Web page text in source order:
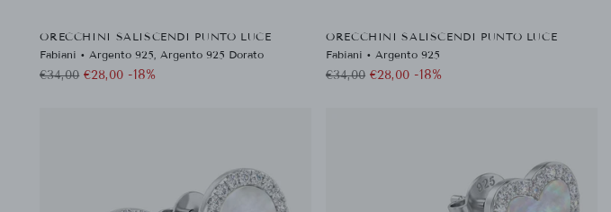
ORECCHINI SALISCENDI PUNTO LUCE
Fabiani • Argento 925, Argento 925 Dorato
Prezzo
€34,00 €28,00 -18%
ORECCHINI SALISCENDI PUNTO LUCE
Fabiani • Argento 925
Prezzo
€34,00 €28,00 -18%